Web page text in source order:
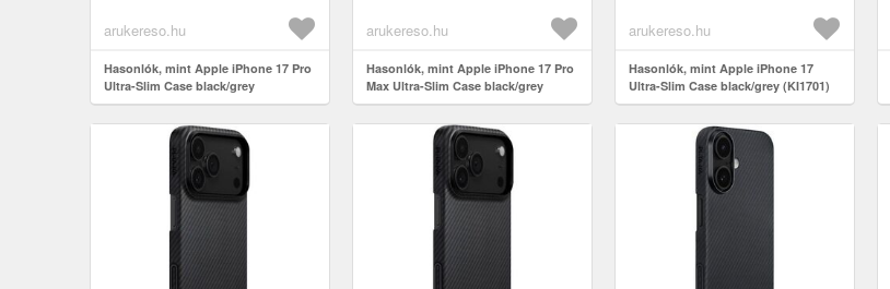
biztosítják. Ultravéko...
arukereso.hu
Hasonlók, mint Apple iPhone 17 Pro
Ultra-Slim Case black/grey
(KI1701BP)
biztosítják. Ultravéko...
arukereso.hu
Hasonlók, mint Apple iPhone 17 Pro
Max Ultra-Slim Case black/grey
(KI1701BPM)
biztosítják. Ultravéko...
arukereso.hu
Hasonlók, mint Apple iPhone 17
Ultra-Slim Case black/grey (KI1701)